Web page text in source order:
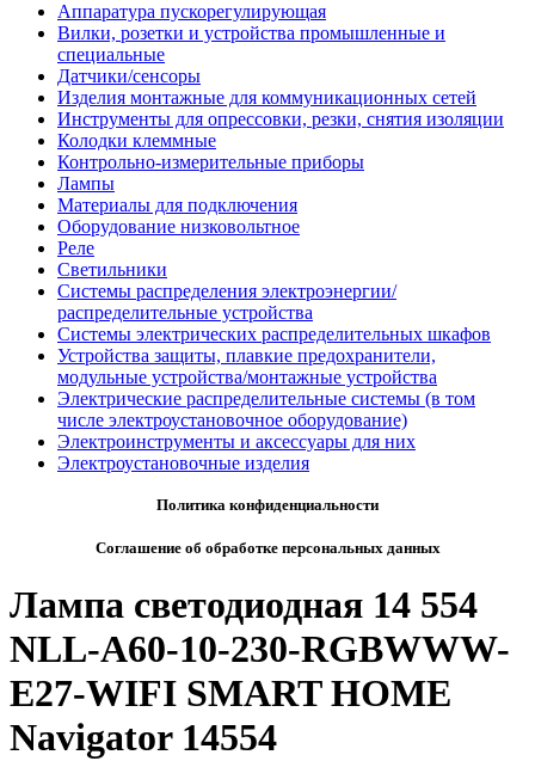
Аппаратура пускорегулирующая
Вилки, розетки и устройства промышленные и
специальные
Датчики/сенсоры
Изделия монтажные для коммуникационных сетей
Инструменты для опрессовки, резки, снятия изоляции
Колодки клеммные
Контрольно-измерительные приборы
Лампы
Материалы для подключения
Оборудование низковольтное
Реле
Светильники
Системы распределения электроэнергии/
распределительные устройства
Системы электрических распределительных шкафов
Устройства защиты, плавкие предохранители,
модульные устройства/монтажные устройства
Электрические распределительные системы (в том
числе электроустановочное оборудование)
Электроинструменты и аксессуары для них
Электроустановочные изделия
Политика конфиденциальности
Соглашение об обработке персональных данных
Лампа светодиодная 14 554
NLL-A60-10-230-RGBWWW-
E27-WIFI SMART HOME
Navigator 14554